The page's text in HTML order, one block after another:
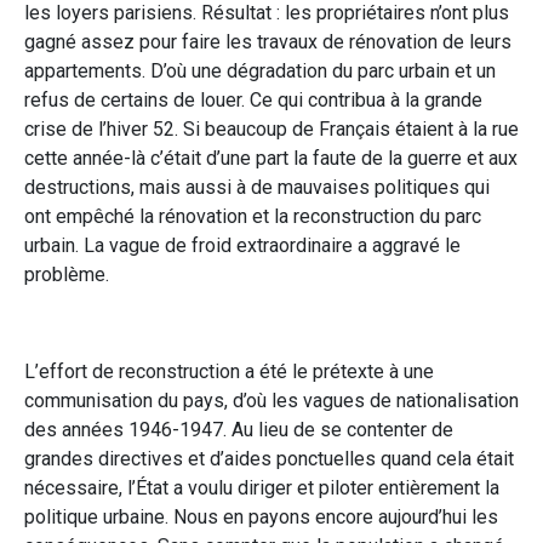
les loyers parisiens. Résultat : les propriétaires n’ont plus
gagné assez pour faire les travaux de rénovation de leurs
appartements. D’où une dégradation du parc urbain et un
refus de certains de louer. Ce qui contribua à la grande
crise de l’hiver 52. Si beaucoup de Français étaient à la rue
cette année-là c’était d’une part la faute de la guerre et aux
destructions, mais aussi à de mauvaises politiques qui
ont empêché la rénovation et la reconstruction du parc
urbain. La vague de froid extraordinaire a aggravé le
problème.
L’effort de reconstruction a été le prétexte à une
communisation du pays, d’où les vagues de nationalisation
des années 1946-1947. Au lieu de se contenter de
grandes directives et d’aides ponctuelles quand cela était
nécessaire, l’État a voulu diriger et piloter entièrement la
politique urbaine. Nous en payons encore aujourd’hui les